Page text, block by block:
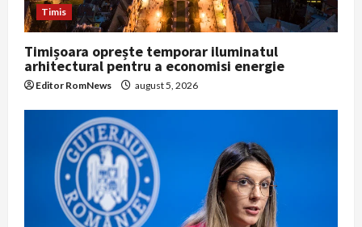
n Timis
Timișoara oprește temporar iluminatul
arhitectural pentru a economisi energie
Editor RomNews august 5, 2026